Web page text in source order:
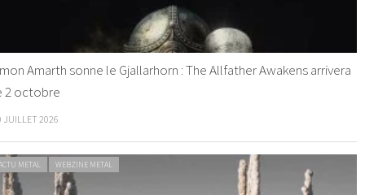
Amarth sonne le Gjallarhorn : The Allfather Awakens arrivera
2 octobre
JUILLET 2026
METAL WEBZINE METAL